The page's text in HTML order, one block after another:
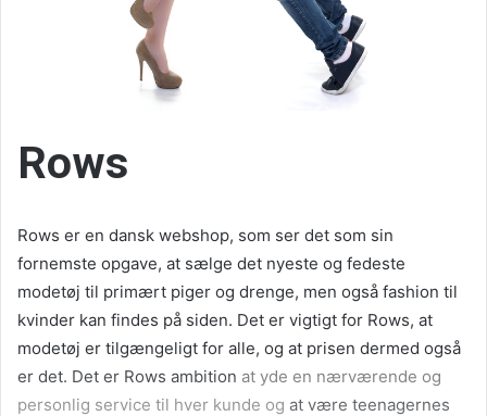
Rows
Rows er en dansk webshop, som ser det som sin
fornemste opgave, at sælge det nyeste og fedeste
modetøj til primært piger og drenge, men også fashion til
kvinder kan findes på siden. Det er vigtigt for Rows, at
modetøj er tilgængeligt for alle, og at prisen dermed også
er det. Det er Rows ambition at yde en nærværende og
personlig service til hver kunde og at være teenagernes